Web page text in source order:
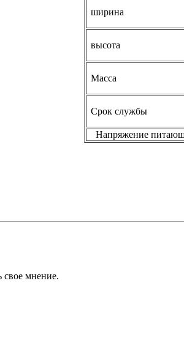
ширина
высота
Масса
Срок службы
Напряжение
свое мнение.